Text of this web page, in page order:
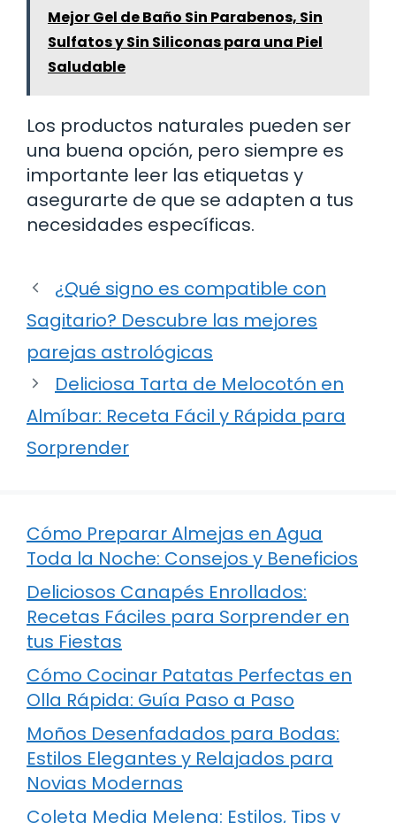
Mejor Gel de Baño Sin Parabenos, Sin
Sulfatos y Sin Siliconas para una Piel
Saludable
Los productos naturales pueden ser
una buena opción, pero siempre es
importante leer las etiquetas y
asegurarte de que se adapten a tus
necesidades específicas.
¿Qué signo es compatible con
Sagitario? Descubre las mejores
parejas astrológicas
Deliciosa Tarta de Melocotón en
Almíbar: Receta Fácil y Rápida para
Sorprender
Cómo Preparar Almejas en Agua
Toda la Noche: Consejos y Beneficios
Deliciosos Canapés Enrollados:
Recetas Fáciles para Sorprender en
tus Fiestas
Cómo Cocinar Patatas Perfectas en
Olla Rápida: Guía Paso a Paso
Moños Desenfadados para Bodas:
Estilos Elegantes y Relajados para
Novias Modernas
Coleta Media Melena: Estilos, Tips y